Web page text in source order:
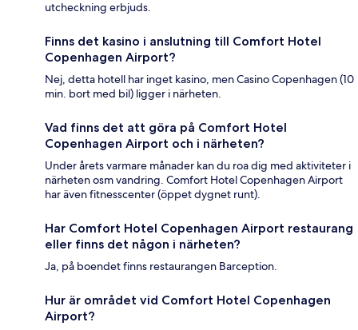
utcheckning erbjuds.
Finns det kasino i anslutning till Comfort Hotel
Copenhagen Airport?
Nej, detta hotell har inget kasino, men Casino Copenhagen (10
min. bort med bil) ligger i närheten.
Vad finns det att göra på Comfort Hotel
Copenhagen Airport och i närheten?
Under årets varmare månader kan du roa dig med aktiviteter i
närheten osm vandring. Comfort Hotel Copenhagen Airport
har även fitnesscenter (öppet dygnet runt).
Har Comfort Hotel Copenhagen Airport restaurang
eller finns det någon i närheten?
Ja, på boendet finns restaurangen Barception.
Hur är området vid Comfort Hotel Copenhagen
Airport?